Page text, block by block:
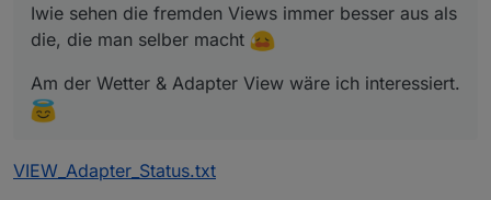
Iwie sehen die fremden Views immer besser aus als
die, die man selber macht
Am der Wetter & Adapter View wäre ich interessiert.
VIEW_Adapter_Status.txt